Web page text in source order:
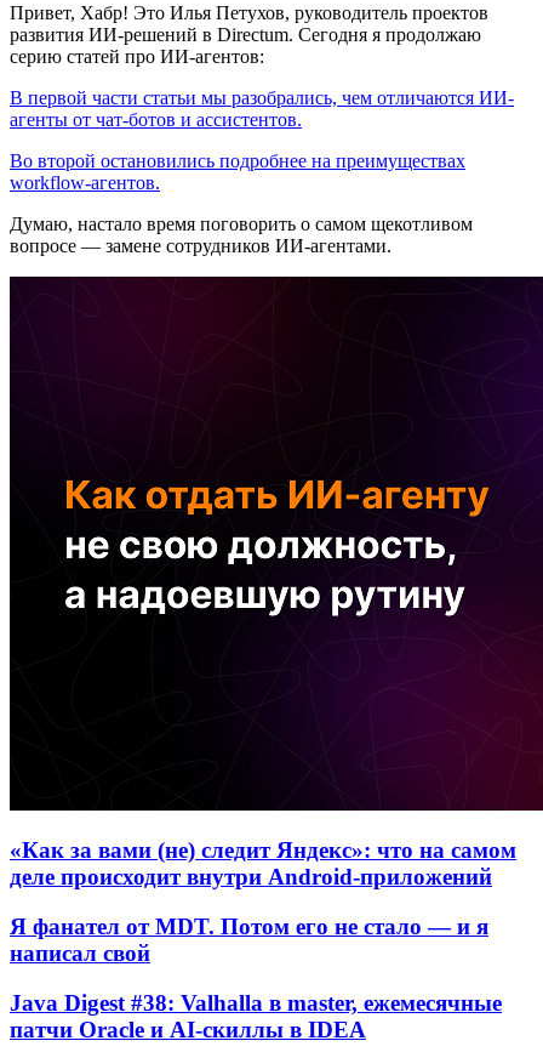
Привет, Хабр! Это Илья Петухов, руководитель проектов
развития ИИ-решений в Directum. Сегодня я продолжаю
серию статей про ИИ-агентов:
В первой части статьи мы разобрались, чем отличаются ИИ-
агенты от чат-ботов и ассистентов.
Во второй остановились подробнее на преимуществах
workflow-агентов.
Думаю, настало время поговорить о самом щекотливом
вопросе — замене сотрудников ИИ-агентами.
«Как за вами (не) следит Яндекс»: что на самом
деле происходит внутри Android-приложений
Я фанател от MDT. Потом его не стало — и я
написал свой
Java Digest #38: Valhalla в master, ежемесячные
патчи Oracle и AI-скиллы в IDEA